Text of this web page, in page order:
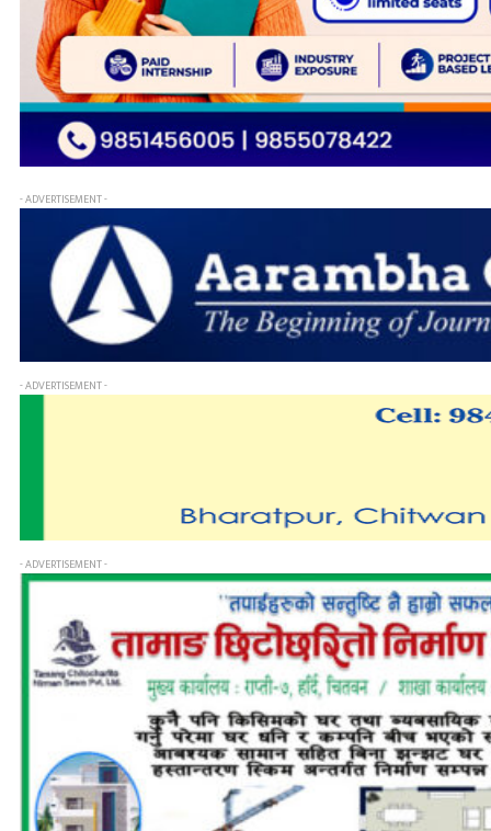
- ADVERTISEMENT -
- ADVERTISEMENT -
- ADVERTISEMENT -